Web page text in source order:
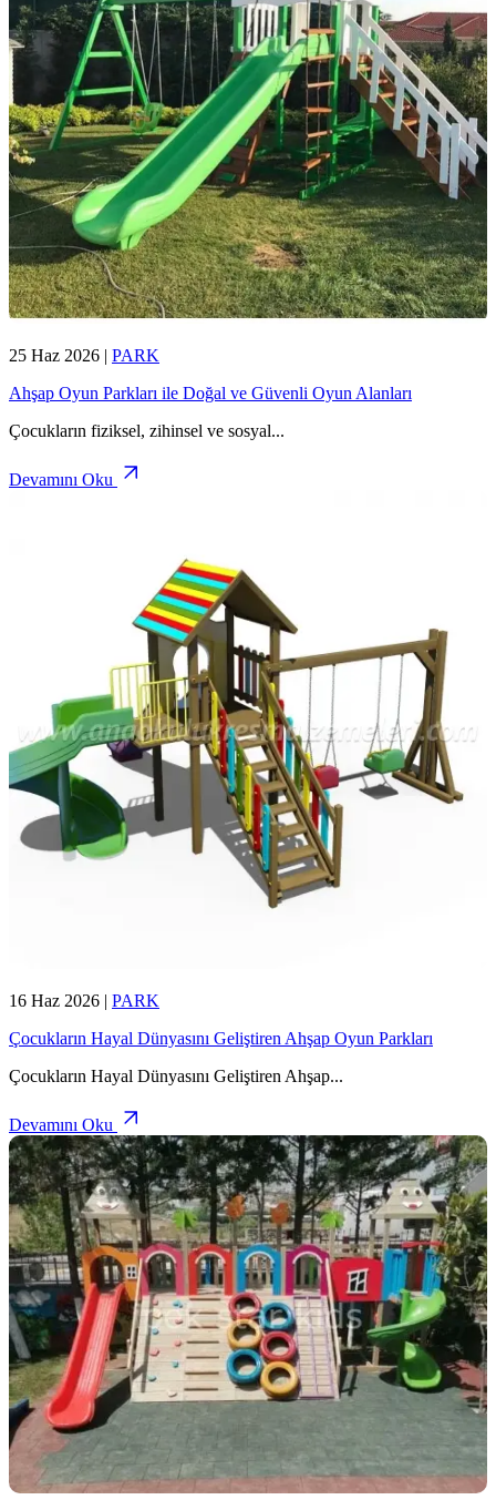
25 Haz 2026 | PARK
Ahşap Oyun Parkları ile Doğal ve Güvenli Oyun Alanları
Çocukların fiziksel, zihinsel ve sosyal...
Devamını Oku
16 Haz 2026 | PARK
Çocukların Hayal Dünyasını Geliştiren Ahşap Oyun Parkları
Çocukların Hayal Dünyasını Geliştiren Ahşap...
Devamını Oku